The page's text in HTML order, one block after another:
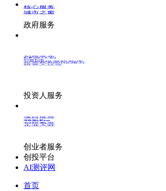
核心服务
城市之窗
政府服务
创投发布
LP源计划
VClub
VClub投资机构库
投资机构职位推介
投资人认证
投资人服务
项目推荐
36氪Pro
创投氪堂
企业入驻
创业者服务
创投平台
AI测评网
首页